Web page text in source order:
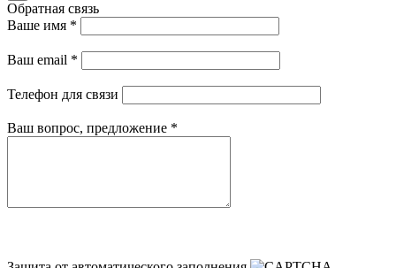
Обратная связь
Ваше имя *
Ваш email *
Телефон для связи
Ваш вопрос, предложение *